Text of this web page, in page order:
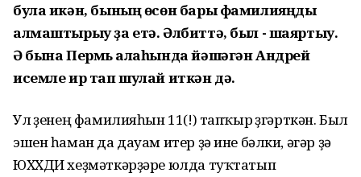
була икән, бының өсөн бары фамилияңды
алмаштырыу ҙа етә. Әлбиттә, был - шаяртыу.
Ә бына Пермь ҡалаһында йәшәгән Андрей
исемле ир тап шулай иткән дә.
Ул үҙенең фамилияһын 11(!) тапҡыр үҙгәрткән. Был
эшен һаман да дауам итер ҙә ине бәлки, әгәр ҙә
ЮХХДИ хеҙмәткәрҙәре юлда туҡтатып